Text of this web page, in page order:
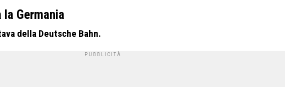
la Germania
della Deutsche Bahn.